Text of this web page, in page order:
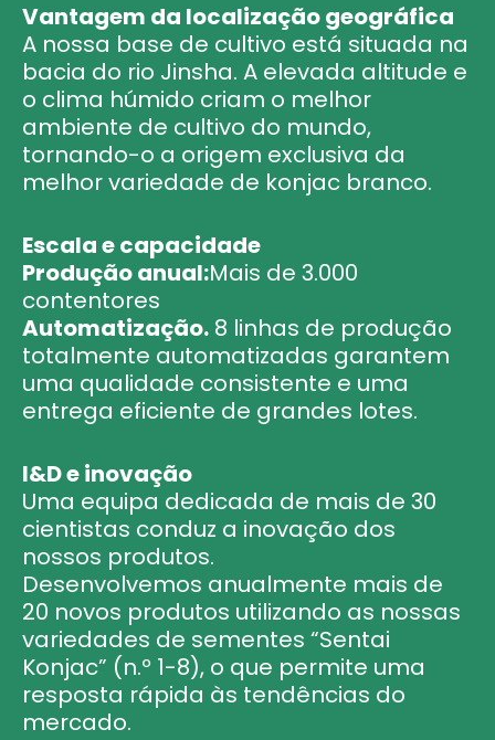
Vantagem da localização geográfica
A nossa base de cultivo está situada na
bacia do rio Jinsha. A elevada altitude e
o clima húmido criam o melhor
ambiente de cultivo do mundo,
tornando-o a origem exclusiva da
melhor variedade de konjac branco.
Escala e capacidade
Produção anual:Mais de 3.000
contentores
Automatização. 8 linhas de produção
totalmente automatizadas garantem
uma qualidade consistente e uma
entrega eficiente de grandes lotes.
I&D e inovação
Uma equipa dedicada de mais de 30
cientistas conduz a inovação dos
nossos produtos.
Desenvolvemos anualmente mais de
20 novos produtos utilizando as nossas
variedades de sementes “Sentai
Konjac” (n.º 1-8), o que permite uma
resposta rápida às tendências do
mercado.